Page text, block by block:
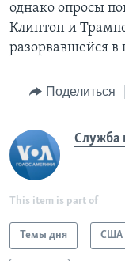
однако опросы
Клинтон и
разорвавшейся в
Поделиться
Служба
This item is part of
Темы дня США